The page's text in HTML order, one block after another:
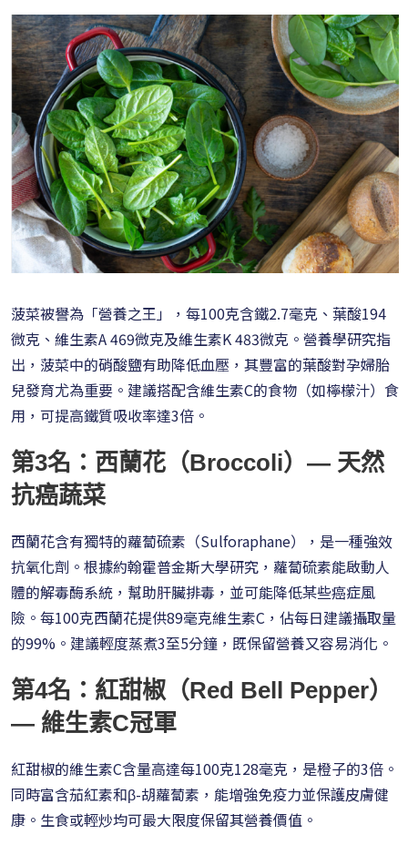
菠菜被譽為「營養之王」，每100克含鐵2.7毫克、葉酸194
微克、維生素A 469微克及維生素K 483微克。營養學研究指
出，菠菜中的硝酸鹽有助降低血壓，其豐富的葉酸對孕婦胎
兒發育尤為重要。建議搭配含維生素C的食物（如檸檬汁）食
用，可提高鐵質吸收率達3倍。
第3名：西蘭花（Broccoli）— 天然
抗癌蔬菜
西蘭花含有獨特的蘿蔔硫素（Sulforaphane），是一種強效
抗氧化劑。根據約翰霍普金斯大學研究，蘿蔔硫素能啟動人
體的解毒酶系統，幫助肝臟排毒，並可能降低某些癌症風
險。每100克西蘭花提供89毫克維生素C，佔每日建議攝取量
的99%。建議輕度蒸煮3至5分鐘，既保留營養又容易消化。
第4名：紅甜椒（Red Bell Pepper）
— 維生素C冠軍
紅甜椒的維生素C含量高達每100克128毫克，是橙子的3倍。
同時富含茄紅素和β-胡蘿蔔素，能增強免疫力並保護皮膚健
康。生食或輕炒均可最大限度保留其營養價值。